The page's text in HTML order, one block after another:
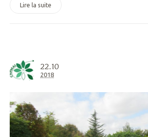
Lire la suite
22.10
2018